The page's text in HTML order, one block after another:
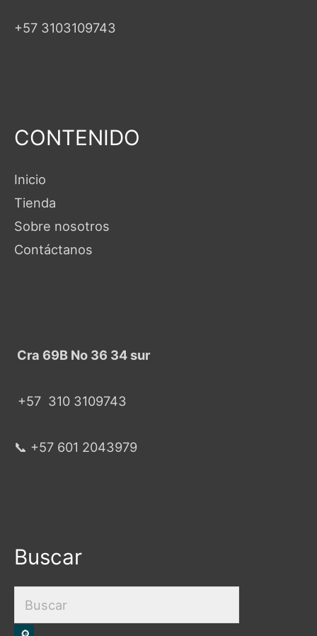
+57 3103109743
CONTENIDO
Inicio
Tienda
Sobre nosotros
Contáctanos
Cra 69B No 36 34 sur
+57 310 3109743
📞 +57 601 2043979
Buscar
Products
search